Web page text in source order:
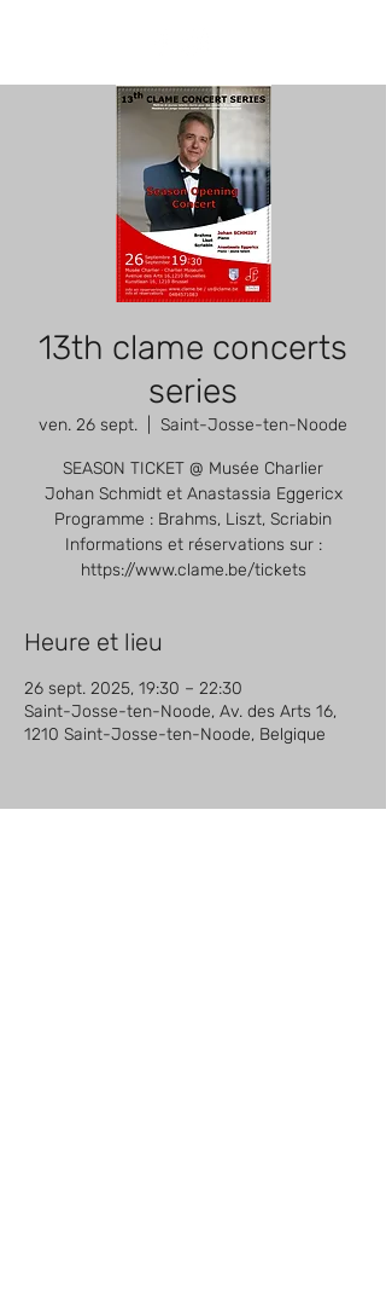
13th clame concerts
series
ven. 26 sept. Saint-Josse-ten-Noode
SEASON TICKET @ Musée Charlier
Johan Schmidt et Anastassia Eggericx
Programme : Brahms, Liszt, Scriabin
Informations et réservations sur :
https://www.clame.be/tickets
Heure et lieu
26 sept. 2025, 19:30 – 22:30
Saint-Josse-ten-Noode, Av. des Arts 16,
1210 Saint-Josse-ten-Noode, Belgique